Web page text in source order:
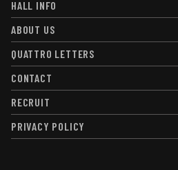
HALL INFO
HALL INFO
ABOUT US
ABOUT US
QUATTRO LETTERS
QUATTRO LETTERS
CONTACT
CONTACT
RECRUIT
RECRUIT
PRIVACY POLICY
PRIVACY POLICY